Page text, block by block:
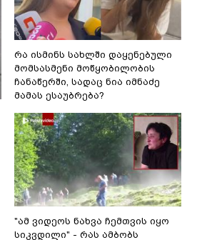
რა ისმინს სახლში დაყენებული
მომსასმენი მოწყობილობის
ჩანაწერში, სადაც ნია იმნაძე
მამას ესაუბრება?
"ამ ვიდეოს ნახვა ჩემთვის იყო
სიკვდილი" - რას ამბობს